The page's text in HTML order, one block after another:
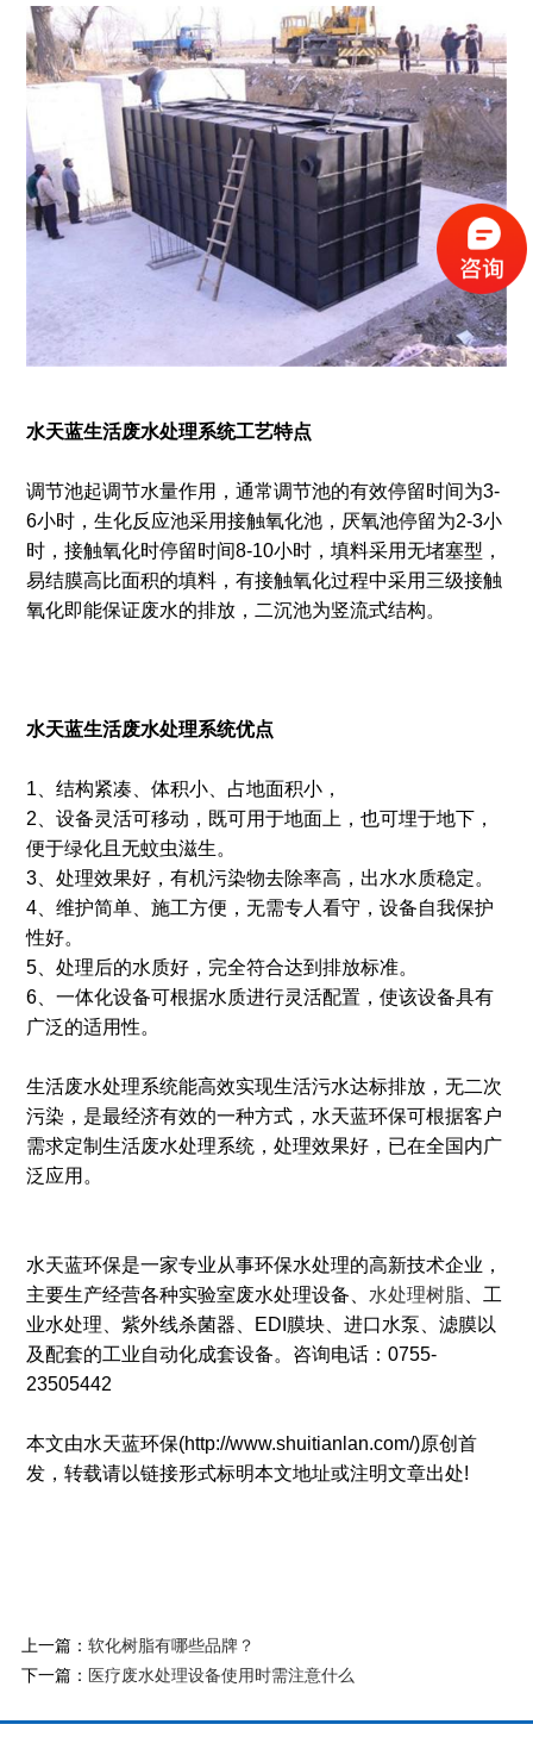
水天蓝生活废水处理系统工艺特点
调节池起调节水量作用，通常调节池的有效停留时间为3-
6小时，生化反应池采用接触氧化池，厌氧池停留为2-3小
时，接触氧化时停留时间8-10小时，填料采用无堵塞型，
易结膜高比面积的填料，有接触氧化过程中采用三级接触
氧化即能保证废水的排放，二沉池为竖流式结构。
水天蓝生活废水处理系统优点
1、结构紧凑、体积小、占地面积小，
2、设备灵活可移动，既可用于地面上，也可埋于地下，
便于绿化且无蚊虫滋生。
3、处理效果好，有机污染物去除率高，出水水质稳定。
4、维护简单、施工方便，无需专人看守，设备自我保护
性好。
5、处理后的水质好，完全符合达到排放标准。
6、一体化设备可根据水质进行灵活配置，使该设备具有
广泛的适用性。
生活废水处理系统能高效实现生活污水达标排放，无二次
污染，是最经济有效的一种方式，水天蓝环保可根据客户
需求定制生活废水处理系统，处理效果好，已在全国内广
泛应用。
水天蓝环保是一家专业从事环保水处理的高新技术企业，
主要生产经营各种实验室废水处理设备、 水处理树脂、工
业水处理、紫外线杀菌器、EDI膜块、进口水泵、滤膜以
及配套的工业自动化成套设备。咨询电话：0755-
23505442
本文由水天蓝环保(http://www.shuitianlan.com/)原创首
发，转载请以链接形式标明本文地址或注明文章出处!
上一篇： 软化树脂有哪些品牌？
下一篇： 医疗废水处理设备使用时需注意什么